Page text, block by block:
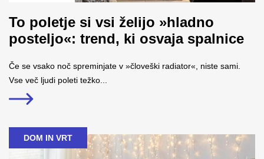
To poletje si vsi želijo »hladno
posteljo«: trend, ki osvaja spalnice
Če se vsako noč spreminjate v »človeški radiator«, niste sami.
Vse več ljudi poleti težko...
DOM IN VRT